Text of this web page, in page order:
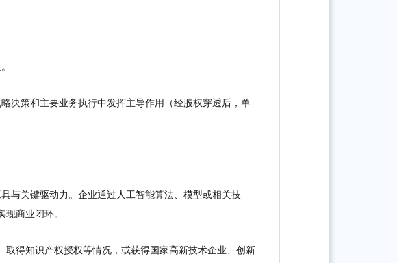
决策和主要业务执行中发挥主导作用（经股权穿透后，单
与关键驱动力。企业通过人工智能算法、模型或相关技
商业闭环。
取得知识产权授权等情况，或获得国家高新技术企业、创新